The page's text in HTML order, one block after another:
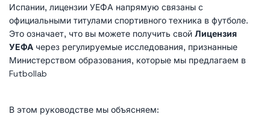
Испании, лицензии УЕФА напрямую связаны с
официальными титулами спортивного техника в футболе.
Это означает, что вы можете получить свой Лицензия
УЕФА через регулируемые исследования, признанные
Министерством образования, которые мы предлагаем в
Futbollab
В этом руководстве мы объясняем: